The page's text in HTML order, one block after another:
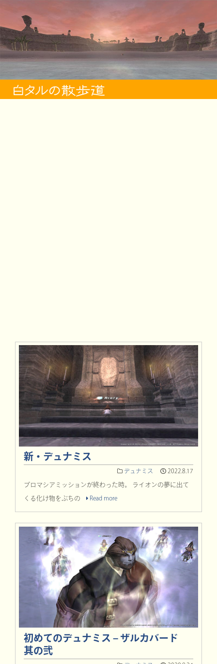
新・デュナミス
デュナミス 2022.8.17
プロマシアミッションが終わった時。 ライオンの夢に出て
くる化け物をぶちの Read more
初めてのデュナミス – ザルカバード
其の弐